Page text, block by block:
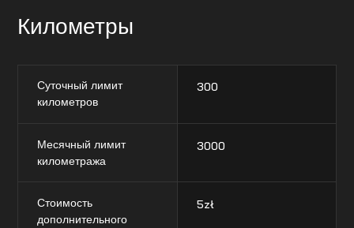
Километры
Суточный лимит
километров
300
Месячный лимит
километража
3000
Стоимость
дополнительного
5zł